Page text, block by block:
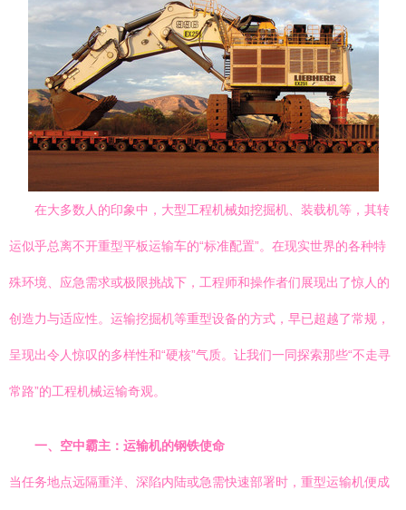
在大多数人的印象中，大型工程机械如挖掘机、装载机等，其转
运似乎总离不开重型平板运输车的“标准配置”。在现实世界的各种特
殊环境、应急需求或极限挑战下，工程师和操作者们展现出了惊人的
创造力与适应性。运输挖掘机等重型设备的方式，早已超越了常规，
呈现出令人惊叹的多样性和“硬核”气质。让我们一同探索那些“不走寻
常路”的工程机械运输奇观。
一、空中霸主：运输机的钢铁使命
当任务地点远隔重洋、深陷内陆或急需快速部署时，重型运输机便成